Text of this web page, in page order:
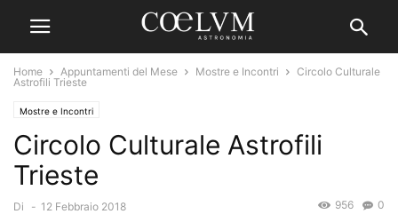
Home Appuntamenti del Mese Mostre e Incontri
Circolo Culturale
Astrofili Trieste
Mostre e Incontri
Circolo Culturale Astrofili
Trieste
Di - 12 Febbraio 2018 0
956